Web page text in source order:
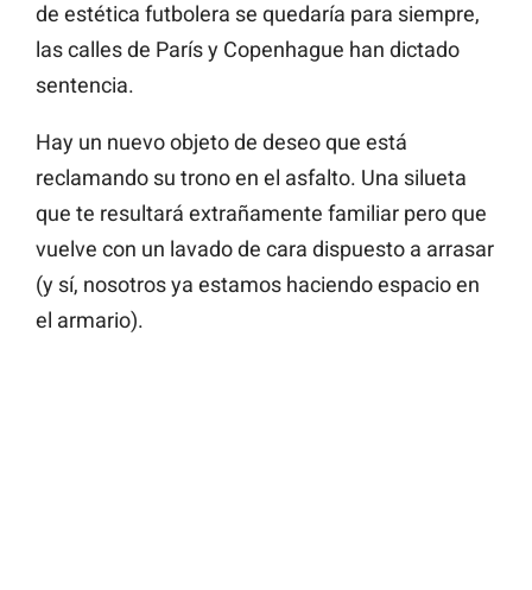
de estética futbolera se quedaría para siempre,
las calles de París y Copenhague han dictado
sentencia.
Hay un nuevo objeto de deseo que está
reclamando su trono en el asfalto. Una silueta
que te resultará extrañamente familiar pero que
vuelve con un lavado de cara dispuesto a arrasar
(y sí, nosotros ya estamos haciendo espacio en
el armario).